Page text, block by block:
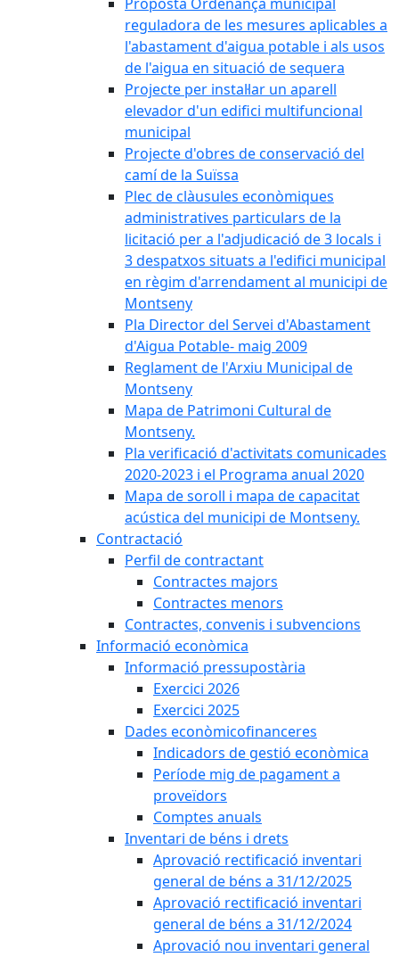
reguladora de les mesures aplicables a
l'abastament d'aigua potable i als usos
de l'aigua en situació de sequera
Projecte per instal·lar un aparell
elevador d'un edifici multifuncional
municipal
Projecte d'obres de conservació del
camí de la Suïssa
Plec de clàusules econòmiques
administratives particulars de la
licitació per a l'adjudicació de 3 locals i
3 despatxos situats a l'edifici municipal
en règim d'arrendament al municipi de
Montseny
Pla Director del Servei d'Abastament
d'Aigua Potable- maig 2009
Reglament de l'Arxiu Municipal de
Montseny
Mapa de Patrimoni Cultural de
Montseny.
Pla verificació d'activitats comunicades
2020-2023 i el Programa anual 2020
Mapa de soroll i mapa de capacitat
acústica del municipi de Montseny.
Contractació
Perfil de contractant
Contractes majors
Contractes menors
Contractes, convenis i subvencions
Informació econòmica
Informació pressupostària
Exercici 2026
Exercici 2025
Dades econòmicofinanceres
Indicadors de gestió econòmica
Període mig de pagament a
proveïdors
Comptes anuals
Inventari de béns i drets
Aprovació rectificació inventari
general de béns a 31/12/2025
Aprovació rectificació inventari
general de béns a 31/12/2024
Aprovació nou inventari general